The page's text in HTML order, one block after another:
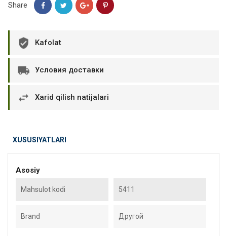
Share
Kafolat
Условия доставки
Xarid qilish natijalari
XUSUSIYATLARI
Asosiy
Mahsulot kodi 5411
Brand Другой